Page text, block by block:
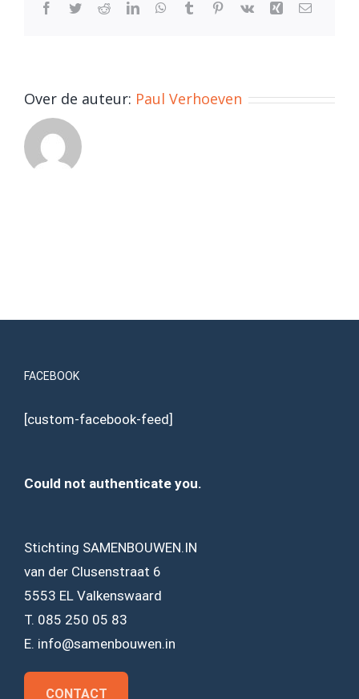
Facebook
TwitterRedditLinkedInWhatsApp
Tumblr Pinterest
Vk Xing E-
Over de auteur: Paul Verhoeven
FACEBOOK
[custom-facebook-feed]
Could not authenticate you.
Stichting SAMENBOUWEN.IN
van der Clusenstraat 6
5553 EL Valkenswaard
T. 085 250 05 83
E. info@samenbouwen.in
CONTACT